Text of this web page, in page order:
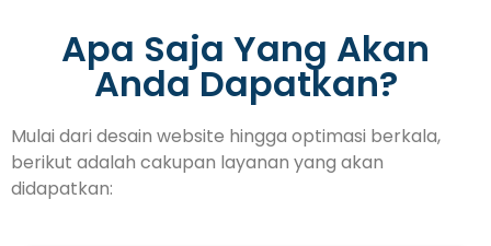
Apa Saja Yang Akan
Anda Dapatkan?
Mulai dari desain website hingga optimasi berkala,
berikut adalah cakupan layanan yang akan
didapatkan: